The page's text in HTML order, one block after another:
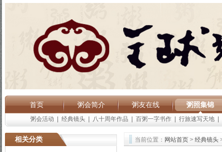
首页 粥会简介 粥友在线 粥照集锦
粥会活动 经典镜头 八十周年作品 百粥一字书作 行旅速写天地
相关分类 当前位置： 网站首页 > 经典镜头